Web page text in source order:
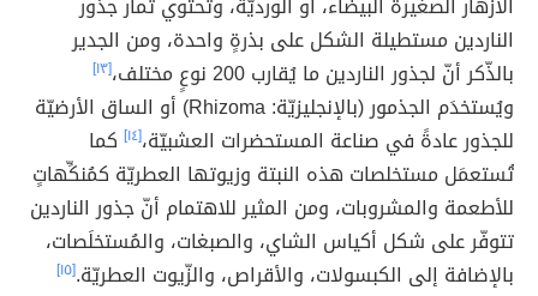
الناردين مستطيلة الشكل على بذرةٍ واحدة، ومن الجدير
بالذّكر أنّ لجذور الناردين ما يُقارب 200 نوعٍ مختلف،
[١٣]
ويُستخدَم الجذمور (بالإنجليزيّة: Rhizoma) أو الساق الأرضيّة
للجذور عادةً في صناعة المستحضرات العشبيّة،[١٤]
كما
تُستعمَل مستخلصات هذه النبتة وزيوتها العطريّة كمُنكِّهاتٍ
للأطعمة والمشروبات، ومن المثير للاهتمام أنّ جذور الناردين
تتوفّر على شكل أكياس الشاي، والصبغات، والمُستخلَصات،
بالإضافة إلى الكبسولات، والأقراص، والزّيوت العطريّة.[١٥]